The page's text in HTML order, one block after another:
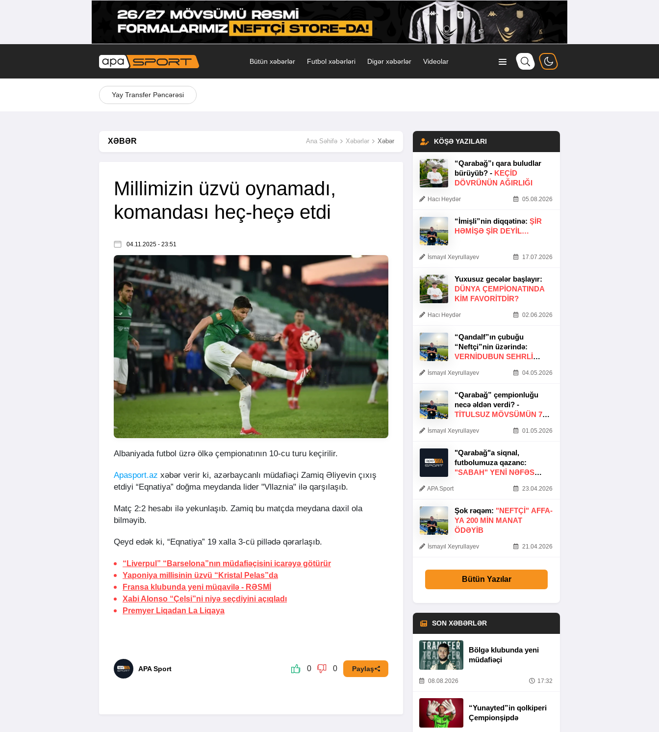
Bütün xəbərlər Futbol xəbərləri Digər xəbərlər Videolar
Yay Transfer Pəncərəsi
XƏBƏR Ana Səhifə Xəbərlər Xəbər
Millimizin üzvü oynamadı,
komandası heç-heçə etdi
04.11.2025 - 23:51
Albaniyada futbol üzrə ölkə çempionatının 10-cu turu keçirilir.
Apasport.az xəbər verir ki, azərbaycanlı müdafiəçi Zamiq Əliyevin çıxış
etdiyi “Eqnatiya” doğma meydanda lider "Vllaznia" ilə qarşılaşıb.
Matç 2:2 hesabı ilə yekunlaşıb. Zamiq bu matçda meydana daxil ola
bilməyib.
Qeyd edək ki, “Eqnatiya” 19 xalla 3-cü pillədə qərarlaşıb.
“Liverpul” “Barselona”nın müdafiəçisini icarəyə götürür
Yaponiya millisinin üzvü “Kristal Pelas”da
Fransa klubunda yeni müqavilə - RƏSMİ
Xabi Alonso “Çelsi”ni niyə seçdiyini açıqladı
Premyer Liqadan La Liqaya
APA Sport 0 0 Paylaş
KÖŞƏ YAZILARI
“Qarabağ”ı qara buludlar
bürüyüb? - KEÇID
DÖVRÜNÜN AĞIRLIĞI
Hacı Heydər 05.08.2026
“İmişli”nin diqqətinə: ŞIR
HƏMIŞƏ ŞIR DEYIL…
İsmayıl Xeyrullayev 17.07.2026
Yuxusuz gecələr başlayır:
DÜNYA ÇEMPIONATINDA
KIM FAVORITDIR?
Hacı Heydər 02.06.2026
“Qandalf”ın çubuğu
“Neftçi”nin üzərində:
VERNİDUBUN SEHRLİ
İsmayıl Xeyrullayev 04.05.2026
“Qarabağ” çempionluğu
necə əldən verdi? -
TITULSUZ MÖVSÜMÜN 7
İsmayıl Xeyrullayev 01.05.2026
"Qarabağ"a siqnal,
futbolumuza qazanc:
"SABAH" YENI NƏFƏS
APA Sport 23.04.2026
Şok rəqəm: "NEFTÇI" AFFA-
YA 200 MIN MANAT
ÖDƏYIB
İsmayıl Xeyrullayev 21.04.2026
Bütün Yazılar
SON XƏBƏRLƏR
Bölgə klubunda yeni
müdafiəçi
08.08.2026 17:32
“Yunayted”in qolkiperi
Çempionşipdə